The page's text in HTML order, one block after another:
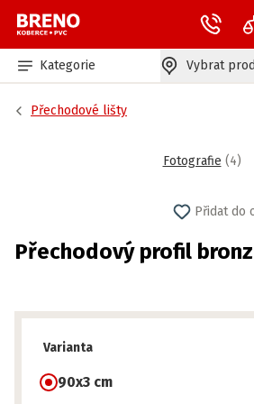
Kategorie Vybrat
Přechodové lišty
Fotografie (4)
Přidat do
Přechodový profil
Varianta
90x3 cm